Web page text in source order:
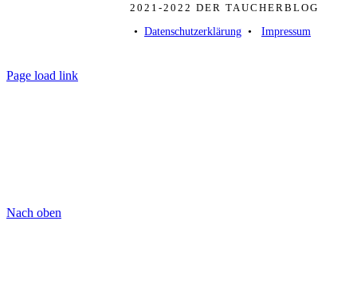
2021-2022 DER TAUCHERBLOG
• ­Datenschutzerklärung ­ • ­Impressum
Page load link
Nach oben